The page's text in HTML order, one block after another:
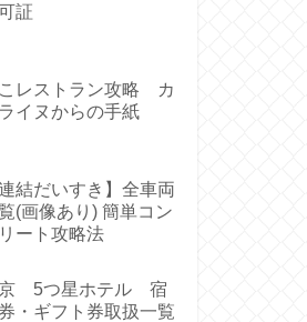
証
レストラン攻略 カ
イヌからの手紙
連結だいすき】全車両
(画像あり) 簡単コン
ート攻略法
5つ星ホテル 宿
・ギフト券取扱一覧